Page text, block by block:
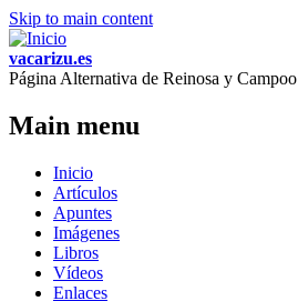
Skip to main content
vacarizu.es
Página Alternativa de Reinosa y Campoo
Main menu
Inicio
Artículos
Apuntes
Imágenes
Libros
Vídeos
Enlaces